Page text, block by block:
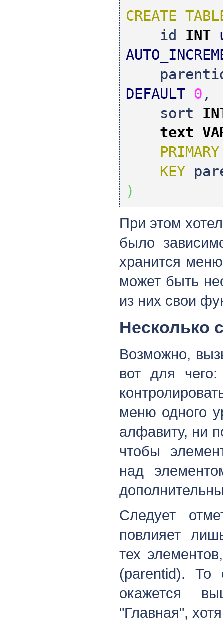
CREATE
id INT
DEFAULT 0 ,
sort
text
KEY
)
При этом
было
хранится
может быть
из них свои
Несколько
Возможно,
вот для
меню одного
алфавиту, ни
чтобы
над
Следует
повлияет
тех
(parentid). То
окажется
"Главная",